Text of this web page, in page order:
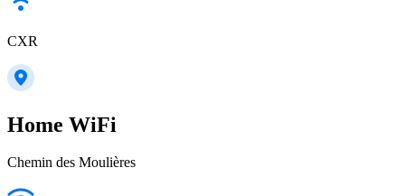
CXR
Home WiFi
Chemin des Moulières